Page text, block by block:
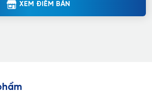
XEM ĐIỂM BÁN